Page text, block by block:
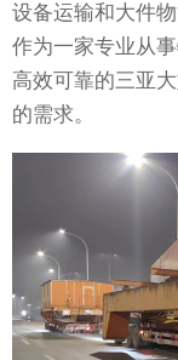
设备运输和大件
作为一家专业从
高效可靠的三亚
的需求。